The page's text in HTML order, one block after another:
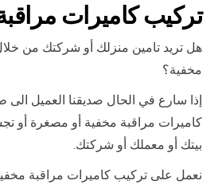
تركيب كاميرات
هل تريد تامين منزلك أو شركتك من
مخفية؟
إذا سارع في الحال صديقنا العميل
كاميرات مراقبة مخفية أو مصغرة أو
بيتك أو معملك أو شركتك.
نعمل على تركيب كاميرات مراقبة